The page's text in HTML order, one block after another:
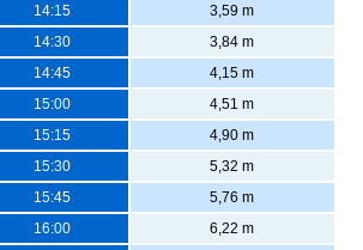
14:15
3,59 m
14:30
3,84 m
14:45
4,15 m
15:00
4,51 m
15:15
4,90 m
15:30
5,32 m
15:45
5,76 m
16:00
6,22 m